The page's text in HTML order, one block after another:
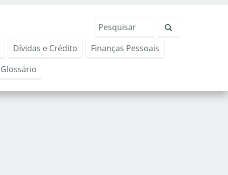
Dívidas e Crédito
Finanças Pessoais
Glossário